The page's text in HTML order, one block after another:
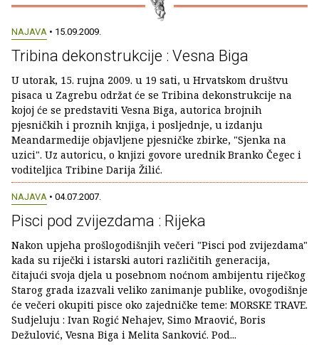
NAJAVA • 15.09.2009.
Tribina dekonstrukcije : Vesna Biga
U utorak, 15. rujna 2009. u 19 sati, u Hrvatskom društvu
pisaca u Zagrebu održat će se Tribina dekonstrukcije na
kojoj će se predstaviti Vesna Biga, autorica brojnih
pjesničkih i proznih knjiga, i posljednje, u izdanju
Meandarmedije objavljene pjesničke zbirke, "Sjenka na
uzici". Uz autoricu, o knjizi govore urednik Branko Čegec i
voditeljica Tribine Darija Žilić.
NAJAVA • 04.07.2007.
Pisci pod zvijezdama : Rijeka
Nakon upjeha prošlogodišnjih večeri "Pisci pod zvijezdama"
kada su riječki i istarski autori različitih generacija,
čitajući svoja djela u posebnom noćnom ambijentu riječkog
Starog grada izazvali veliko zanimanje publike, ovogodišnje
će večeri okupiti pisce oko zajedničke teme: MORSKE TRAVE.
Sudjeluju : Ivan Rogić Nehajev, Simo Mraović, Boris
Dežulović, Vesna Biga i Melita Sanković. Pod...